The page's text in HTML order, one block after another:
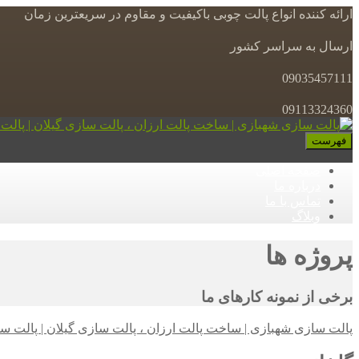
ارائه کننده انواع پالت چوبی باکیفیت و مقاوم در سریعترین زمان
ارسال به سراسر کشور
09035457111
09113324360
فهرست
پروژه ها
برخی از نمونه کارهای ما
پالت سازی شهبازی | ساخت پالت ارزان ، پالت سازی گیلان | پالت